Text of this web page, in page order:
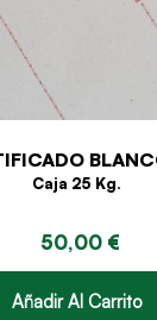
Caja 25 Kg.
50,00 €
Añadir Al Carrito